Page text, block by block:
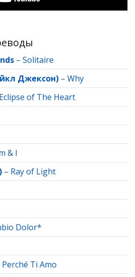
– Solitaire
Джексон) – Why
of The Heart
& I
– Ray of Light
Dolor*
Perché Ti Amo